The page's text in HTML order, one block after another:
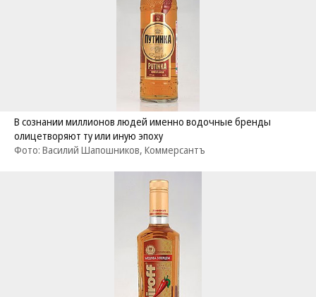
В сознании миллионов людей именно водочные бренды
олицетворяют ту или иную эпоху
Фото: Василий Шапошников, Коммерсантъ